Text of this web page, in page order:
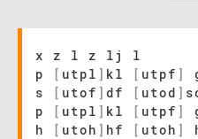
x z l z lj l
p
[ utpl ] kl [ utpf ]
s
[ utof ] df [ utod ]
p
[ utpl ] kl [ utpf ]
h
[ utoh ] hf [ utoh ]